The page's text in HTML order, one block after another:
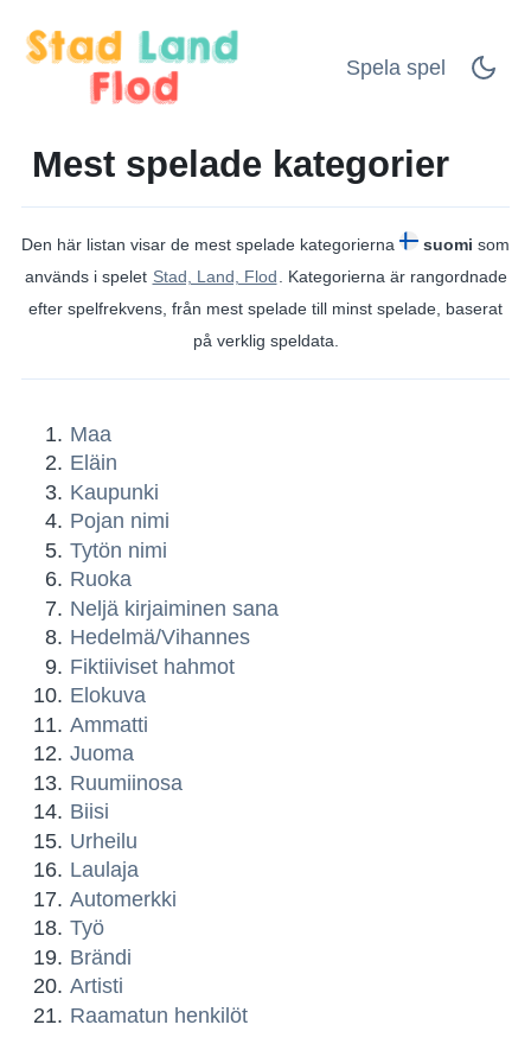
Spela spel
Mest spelade kategorier
Den här listan visar de mest spelade kategorierna suomi som
används i spelet Stad, Land, Flod . Kategorierna är rangordnade
efter spelfrekvens, från mest spelade till minst spelade, baserat
på verklig speldata.
Maa
Eläin
Kaupunki
Pojan nimi
Tytön nimi
Ruoka
Neljä kirjaiminen sana
Hedelmä/Vihannes
Fiktiiviset hahmot
Elokuva
Ammatti
Juoma
Ruumiinosa
Biisi
Urheilu
Laulaja
Automerkki
Työ
Brändi
Artisti
Raamatun henkilöt